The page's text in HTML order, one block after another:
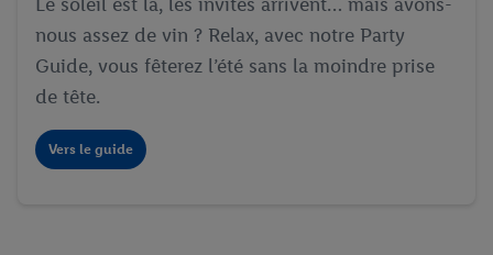
nous assez de vin ? Relax, avec notre Party
Guide, vous fêterez l’été sans la moindre prise
de tête.
Vers le guide